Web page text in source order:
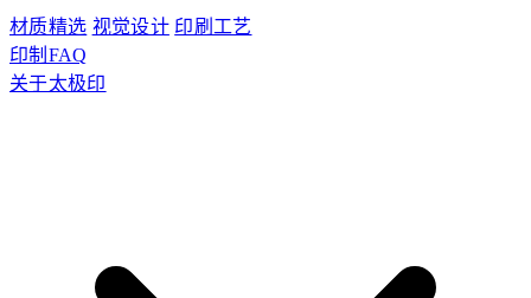
材质精选 视觉设计 印刷工艺
印制FAQ
关于太极印